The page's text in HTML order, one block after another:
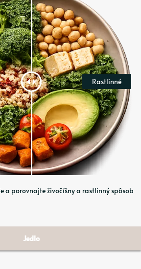
Rastlinné
a porovnajte živočíšny a rastlinný spôsob
Jedlo